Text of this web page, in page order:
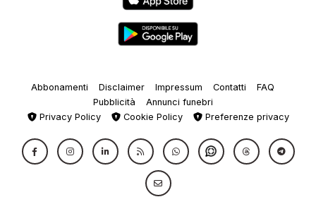
Abbonamenti Disclaimer Impressum Contatti
FAQ
Pubblicità
Annunci funebri
Privacy Policy
Cookie Policy Preferenze privacy